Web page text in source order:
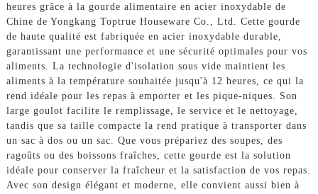
heures grâce à la gourde alimentaire en acier inoxydable de
Chine de Yongkang Toptrue Houseware Co., Ltd. Cette gourde
de haute qualité est fabriquée en acier inoxydable durable,
garantissant une performance et une sécurité optimales pour vos
aliments. La technologie d'isolation sous vide maintient les
aliments à la température souhaitée jusqu'à 12 heures, ce qui la
rend idéale pour les repas à emporter et les pique-niques. Son
large goulot facilite le remplissage, le service et le nettoyage,
tandis que sa taille compacte la rend pratique à transporter dans
un sac à dos ou un sac. Que vous prépariez des soupes, des
ragoûts ou des boissons fraîches, cette gourde est la solution
idéale pour conserver la fraîcheur et la satisfaction de vos repas.
Avec son design élégant et moderne, elle convient aussi bien à